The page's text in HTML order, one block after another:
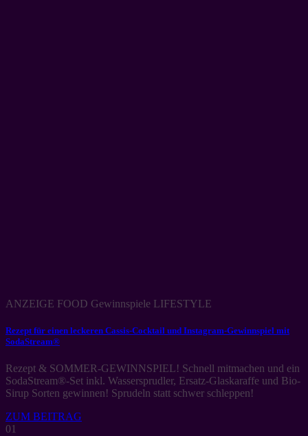
ANZEIGE FOOD Gewinnspiele LIFESTYLE
Rezept für einen leckeren Cassis-Cocktail und Instagram-Gewinnspiel mit
SodaStream®
Rezept & SOMMER-GEWINNSPIEL! Schnell mitmachen und ein
SodaStream®-Set inkl. Wassersprudler, Ersatz-Glaskaraffe und Bio-
Sirup Sorten gewinnen! Sprudeln statt schwer schleppen!
ZUM BEITRAG
01